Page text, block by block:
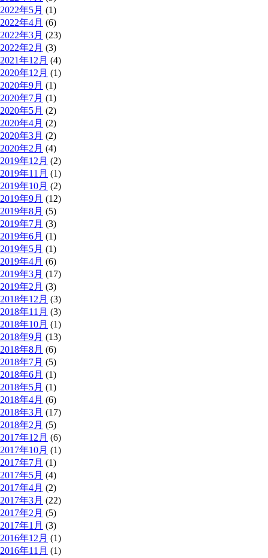
2022年5月 (1)
2022年4月 (6)
2022年3月 (23)
2022年2月 (3)
2021年12月 (4)
2020年12月 (1)
2020年9月 (1)
2020年7月 (1)
2020年5月 (2)
2020年4月 (2)
2020年3月 (2)
2020年2月 (4)
2019年12月 (2)
2019年11月 (1)
2019年10月 (2)
2019年9月 (12)
2019年8月 (5)
2019年7月 (3)
2019年6月 (1)
2019年5月 (1)
2019年4月 (6)
2019年3月 (17)
2019年2月 (3)
2018年12月 (3)
2018年11月 (3)
2018年10月 (1)
2018年9月 (13)
2018年8月 (6)
2018年7月 (5)
2018年6月 (1)
2018年5月 (1)
2018年4月 (6)
2018年3月 (17)
2018年2月 (5)
2017年12月 (6)
2017年10月 (1)
2017年7月 (1)
2017年5月 (4)
2017年4月 (2)
2017年3月 (22)
2017年2月 (5)
2017年1月 (3)
2016年12月 (1)
2016年11月 (1)